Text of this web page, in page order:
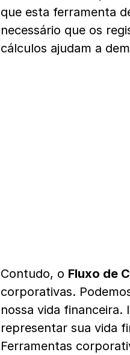
que esta ferramenta
necessário que os
cálculos ajudam a
Contudo, o Fluxo de
corporativas.
nossa vida
representar sua vida
Ferramentas